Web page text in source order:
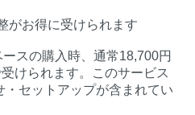
がお得に受けられます
スの購入時、通常18,700円
けられます。このサービス
セットアップが含まれてい